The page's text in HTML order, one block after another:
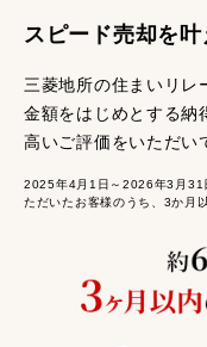
スピード売却を
三菱地所の住まいリレ
金額をはじめとする納
高いご評価をいただい
2025年4月1日～2026年3月31
ただいたお客様のうち、3か月